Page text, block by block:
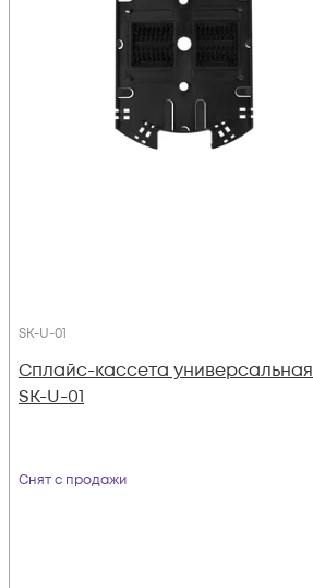
SK-U-01
Сплайс-кассета универсальная
SK-U-01
Снят с продажи